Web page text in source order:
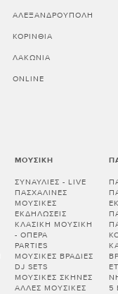
ΑΛΕΞΑΝΔΡΟΥΠΟΛΗ
ΚΟΡΙΝΘΊΑ
ΛΑΚΩΝΊΑ
ONLINE
ΜΟΥΣΙΚΉ
ΣΥΝΑΥΛΊΕΣ - LIVE
ΠΑΣΧΑΛΙΝΈΣ
ΜΟΥΣΙΚΈΣ
ΕΚΔΗΛΏΣΕΙΣ
ΚΛΑΣΙΚΉ ΜΟΥΣΙΚΉ
- ΌΠΕΡΑ
PARTIES
ΜΟΥΣΙΚΈΣ ΒΡΑΔΙΈΣ
DJ SETS
ΜΟΥΣΙΚΈΣ ΣΚΗΝΈΣ
ΆΛΛΕΣ ΜΟΥΣΙΚΈΣ
5